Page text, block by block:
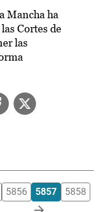
Mancha ha
Cortes de
las
5856 5857
5858